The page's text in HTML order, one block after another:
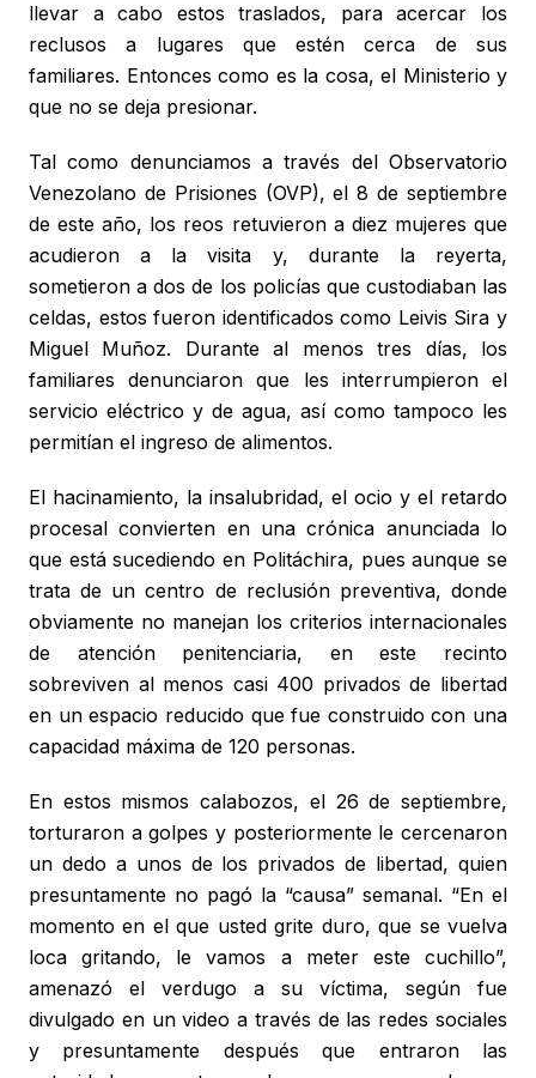
llevar a cabo estos traslados, para acercar los
reclusos a lugares que estén cerca de sus
familiares. Entonces como es la cosa, el Ministerio y
que no se deja presionar.
Tal como denunciamos a través del Observatorio
Venezolano de Prisiones (OVP), el 8 de septiembre
de este año, los reos retuvieron a diez mujeres que
acudieron a la visita y, durante la reyerta,
sometieron a dos de los policías que custodiaban las
celdas, estos fueron identificados como Leivis Sira y
Miguel Muñoz. Durante al menos tres días, los
familiares denunciaron que les interrumpieron el
servicio eléctrico y de agua, así como tampoco les
permitían el ingreso de alimentos.
El hacinamiento, la insalubridad, el ocio y el retardo
procesal convierten en una crónica anunciada lo
que está sucediendo en Politáchira, pues aunque se
trata de un centro de reclusión preventiva, donde
obviamente no manejan los criterios internacionales
de atención penitenciaria, en este recinto
sobreviven al menos casi 400 privados de libertad
en un espacio reducido que fue construido con una
capacidad máxima de 120 personas.
En estos mismos calabozos, el 26 de septiembre,
torturaron a golpes y posteriormente le cercenaron
un dedo a unos de los privados de libertad, quien
presuntamente no pagó la “causa” semanal. “En el
momento en el que usted grite duro, que se vuelva
loca gritando, le vamos a meter este cuchillo”,
amenazó el verdugo a su víctima, según fue
divulgado en un video a través de las redes sociales
y presuntamente después que entraron las